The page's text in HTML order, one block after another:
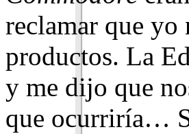
reclamar que yo
productos. La
y me dijo que
que ocurriría…